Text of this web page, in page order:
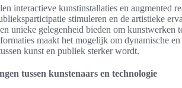
interactieve kunstinstallaties en augmented
stimuleren en de artistieke
unieke gelegenheid bieden om kunstwerken
maakt het mogelijk om dynamische
kunst en publiek sterker wordt.
tussen kunstenaars en technologie